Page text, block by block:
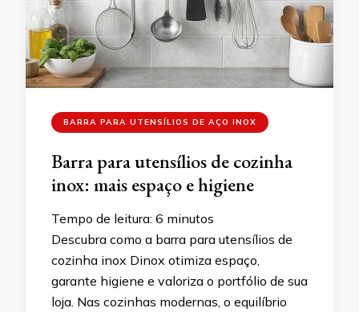
BARRA PARA UTENSÍLIOS DE AÇO INOX
Barra para utensílios de cozinha
inox: mais espaço e higiene
Tempo de leitura: 6 minutos
Descubra como a barra para utensílios de
cozinha inox Dinox otimiza espaço,
garante higiene e valoriza o portfólio de sua
loja. Nas cozinhas modernas, o equilíbrio